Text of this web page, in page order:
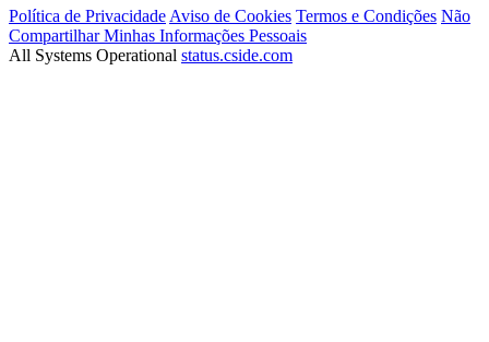
Política de Privacidade Aviso de Cookies Termos e Condições Não
Compartilhar Minhas Informações Pessoais
All Systems Operational status.cside.com